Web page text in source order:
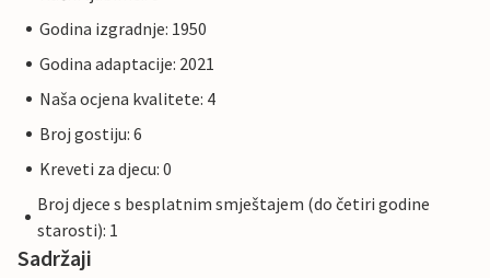
Godina izgradnje: 1950
Godina adaptacije: 2021
Naša ocjena kvalitete: 4
Broj gostiju: 6
Kreveti za djecu: 0
Broj djece s besplatnim smještajem (do četiri godine
starosti): 1
Sadržaji